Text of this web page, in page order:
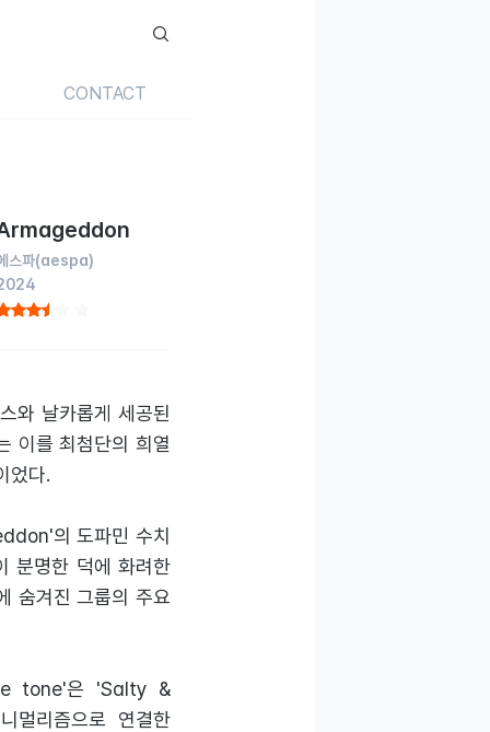
CONTACT
스파(aespa)
와 날카롭게 세공된
이를 최첨단의 희열
었다.
의 도파민 수치
분명한 덕에 화려한
숨겨진 그룹의 주요
tone'은 'Salty &
멀리즘으로 연결한